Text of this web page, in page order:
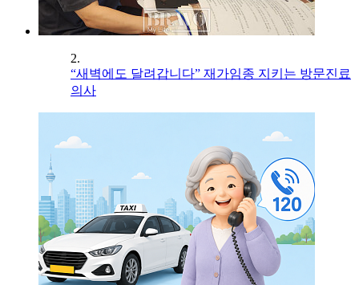
2.
“새벽에도 달려갑니다” 재가임종 지키는 방문진료
의사